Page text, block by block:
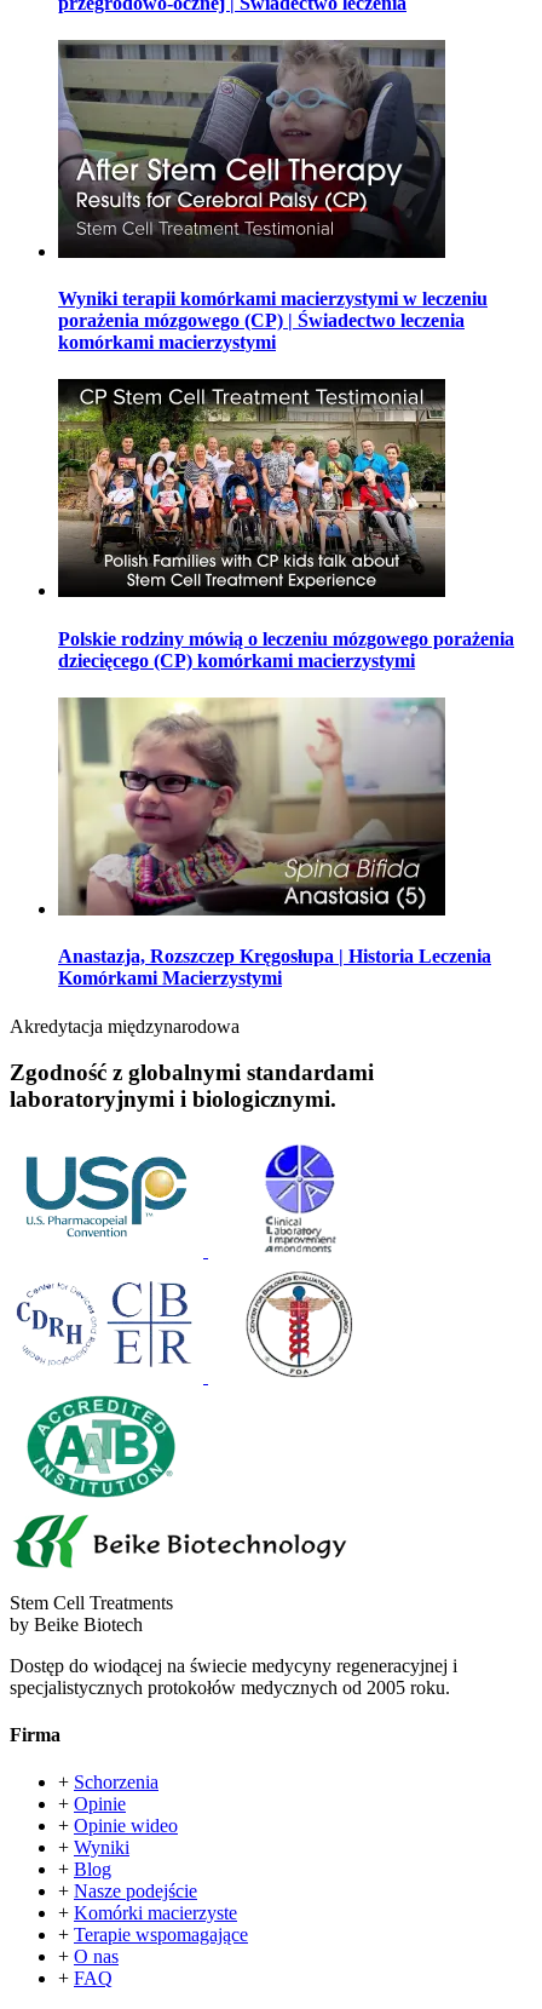
Wyniki terapii komórkami macierzystymi w leczeniu
porażenia mózgowego (CP) | Świadectwo leczenia
komórkami macierzystymi
Polskie rodziny mówią o leczeniu mózgowego porażenia
dziecięcego (CP) komórkami macierzystymi
Anastazja, Rozszczep Kręgosłupa | Historia Leczenia
Komórkami Macierzystymi
Akredytacja międzynarodowa
Zgodność z globalnymi standardami
laboratoryjnymi i biologicznymi.
Stem Cell Treatments
by Beike Biotech
Dostęp do wiodącej na świecie medycyny regeneracyjnej i
specjalistycznych protokołów medycznych od 2005 roku.
Firma
+ Schorzenia
+ Opinie
+ Opinie wideo
+ Wyniki
+ Blog
+ Nasze podejście
+ Komórki macierzyste
+ Terapie wspomagające
+ O nas
+ FAQ